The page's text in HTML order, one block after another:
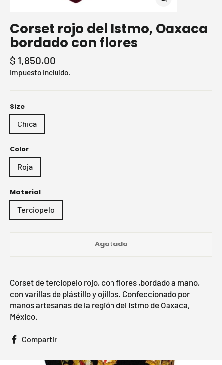
Corset rojo del Istmo, Oaxaca
bordado con flores
Precio
habitual
$ 1,850.00
Impuesto incluido.
Size
Chica
Color
Roja
Material
Terciopelo
Agotado
Corset de terciopelo rojo, con flores ,bordado a mano,
con varillas de plástillo y ojillos. Confeccionado por
manos artesanas de la región del Istmo de Oaxaca,
México.
Compartir
Facebook